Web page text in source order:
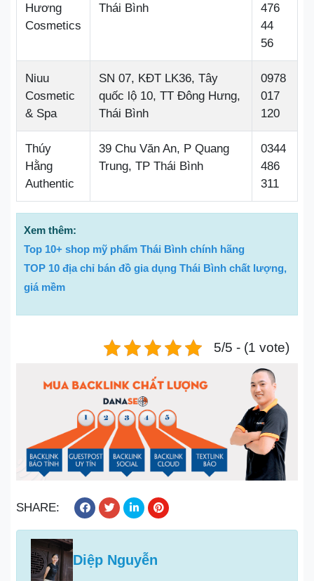
Hương
Cosmetics
Thái Bình
476
44
56
Niuu
Cosmetic
& Spa
SN 07, KĐT LK36, Tây
quốc lộ 10, TT Đông Hưng,
Thái Bình
0978
017
120
Thúy
Hằng
Authentic
39 Chu Văn An, P Quang
Trung, TP Thái Bình
0344
486
311
Xem thêm:
Top 10+ shop mỹ phẩm Thái Bình chính hãng
TOP 10 địa chỉ bán đồ gia dụng Thái Bình chất lượng,
giá mềm
5/5 - (1 vote)
SHARE:
Diệp Nguyễn